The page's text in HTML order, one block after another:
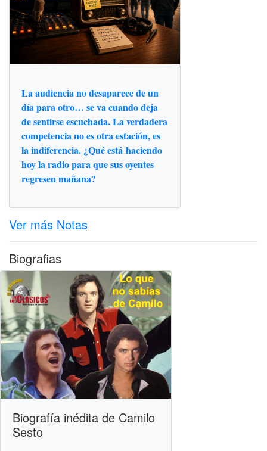
La audiencia no desaparece de un
día para otro… se va cuando deja
de sentirse escuchada. La verdadera
competencia no es otra estación, es
la indiferencia. ¿Qué está haciendo
hoy la radio para que sus oyentes
regresen mañana?
Ver más Notas
Biografias
Biografía inédita de Camilo
Sesto